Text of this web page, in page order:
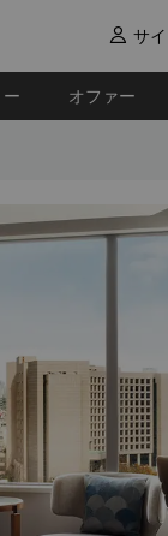
 サ
オファー